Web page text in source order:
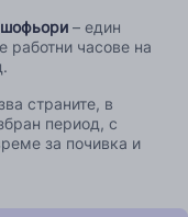
– един
работни часове на
страните, в
период, с
за почивка и